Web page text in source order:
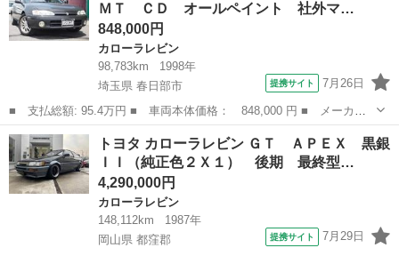
ルノーマ...
ＭＴ ＣＤ オールペイント 社外マ…
848,000円
カローラレビン
98,783km
1998年
埼玉県 春日部市
提携サイト 7月26日
■ 支払総額: 95.4万円 ■ 車両本体価格： 848,000 円 ■ メーカー
名： トヨタ ■ 車種名： カローラレビン ■ グレード名： Ｘ
Ｚ 車検整備付き ＭＴ ＣＤ オールペイント 社外マフラー 社
外エアーフィル...
埼玉 春日部市 カローラレビン
トヨタ カローラレビン ＧＴ ＡＰＥＸ 黒銀
ＩＩ（純正色２Ｘ１） 後期 最終型…
4,290,000円
カローラレビン
148,112km
1987年
岡山県 都窪郡
提携サイト 7月29日